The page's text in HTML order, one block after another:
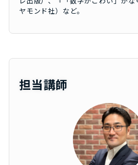
ヤモンド社）など。
担当講師